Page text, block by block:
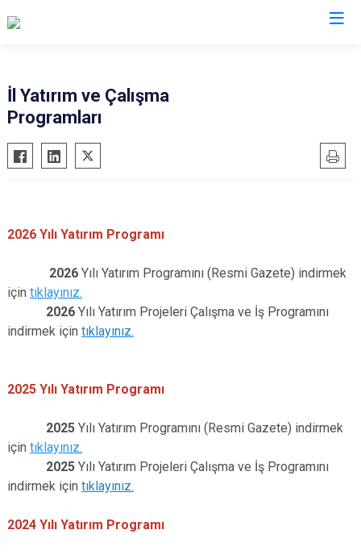
İl Yatırım ve Çalışma
Programları
2026 Yılı Yatırım Programı
2026 Yılı Yatırım Programını (Resmi Gazete) indirmek
için tıklayınız.
2026 Yılı Yatırım Projeleri Çalışma ve İş Programını
indirmek için tıklayınız.
2025 Yılı Yatırım Programı
2025 Yılı Yatırım Programını (Resmi Gazete) indirmek
için tıklayınız.
2025 Yılı Yatırım Projeleri Çalışma ve İş Programını
indirmek için tıklayınız.
2024 Yılı Yatırım Programı